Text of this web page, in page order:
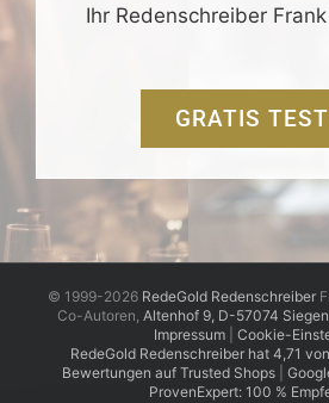
Ihr Redenschreiber
GRATIS
© 1999-2026 RedeGold Redenschreiber
Co-Autoren, Altenhof 9, D-57074 Siegen
Impressum| Cookie-
RedeGold Redenschreiber hat 4,71 von
Bewertungen auf Trusted Shops|
ProvenExpert: 100 %